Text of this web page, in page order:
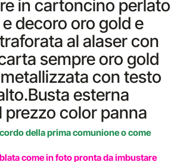
in cartoncino perlato
decoro oro gold e
al alaser con
sempre oro gold
con testo
esterna
prezzo color panna
della prima comunione o come
come in foto pronta da imbustare